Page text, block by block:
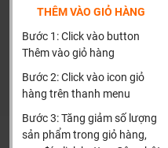
phẩm đúng và phù hợp
hoàn toàn miễn phí.
Bảo trì sản phẩm lên tới
mòn và thay thế miễn phí.
Bảo trì kiểm tra sản
kể cả sản phẩm có lên
hành miễn phí, Khali
THÊM VÀO GIỎ HÀNG
Bước 1: Click vào button
Thêm vào giỏ hàng
Bước 2: Click vào icon giỏ
hàng trên thanh menu
Bước 3: Tăng giảm số lượng
sản phẩm trong giỏ hàng,
HN: số 160 đường Văn
(Cách đại học công nghiệp
HCM và các tỉnh khác:
đặt hàng